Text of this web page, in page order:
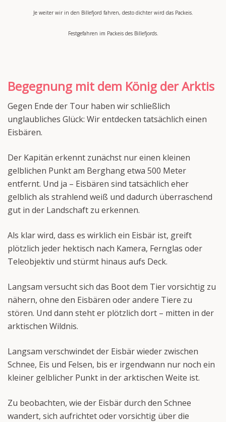
Je weiter wir in den Billefjord fahren, desto dichter wird das Packeis.
Festgefahren im Packeis des Billefjords.
Begegnung mit dem König der Arktis
Gegen Ende der Tour haben wir schließlich
unglaubliches Glück: Wir entdecken tatsächlich einen
Eisbären.
Der Kapitän erkennt zunächst nur einen kleinen
gelblichen Punkt am Berghang etwa 500 Meter
entfernt. Und ja – Eisbären sind tatsächlich eher
gelblich als strahlend weiß und dadurch überraschend
gut in der Landschaft zu erkennen.
Als klar wird, dass es wirklich ein Eisbär ist, greift
plötzlich jeder hektisch nach Kamera, Fernglas oder
Teleobjektiv und stürmt hinaus aufs Deck.
Langsam versucht sich das Boot dem Tier vorsichtig zu
nähern, ohne den Eisbären oder andere Tiere zu
stören. Und dann steht er plötzlich dort – mitten in der
arktischen Wildnis.
Langsam verschwindet der Eisbär wieder zwischen
Schnee, Eis und Felsen, bis er irgendwann nur noch ein
kleiner gelblicher Punkt in der arktischen Weite ist.
Zu beobachten, wie der Eisbär durch den Schnee
wandert, sich aufrichtet oder vorsichtig über die